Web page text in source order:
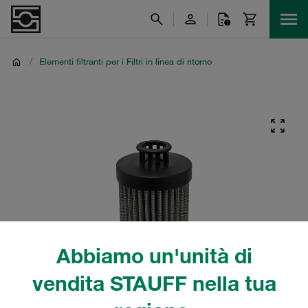
Abbiamo un'unità di
vendita STAUFF nella tua
/ Elementi filtranti per i Filtri in linea di ritorno